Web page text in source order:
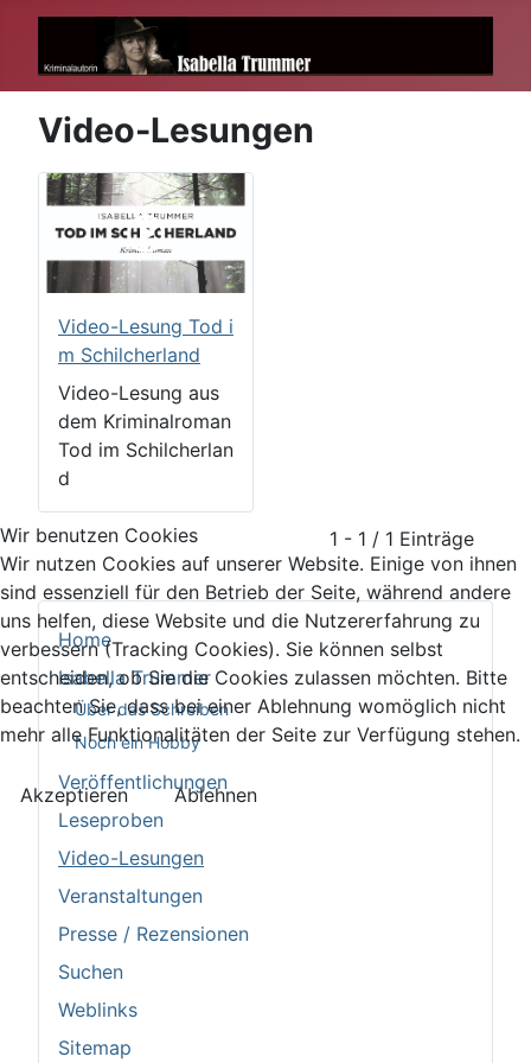
Home
Isabella Trummer
Über das Schreiben
Noch ein Hobby
Veröffentlichungen
Leseproben
Video-Lesungen
Veranstaltungen
Presse / Rezensionen
Suchen
Weblinks
Sitemap
Video-Lesungen
Video-Lesung Tod i
m Schilcherland
Video-Lesung aus
dem Kriminalroman
Tod im Schilcherlan
d
1 - 1 / 1 Einträge
Wir benutzen Cookies
Wir nutzen Cookies auf unserer Website. Einige von ihnen
sind essenziell für den Betrieb der Seite, während andere
uns helfen, diese Website und die Nutzererfahrung zu
verbessern (Tracking Cookies). Sie können selbst
entscheiden, ob Sie die Cookies zulassen möchten. Bitte
beachten Sie, dass bei einer Ablehnung womöglich nicht
mehr alle Funktionalitäten der Seite zur Verfügung stehen.
Akzeptieren Ablehnen